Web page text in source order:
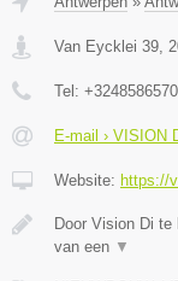
Van Eycklei 39
Tel:
E-mail › VISION
Website: https://
Door Vision Di te
van een ▼